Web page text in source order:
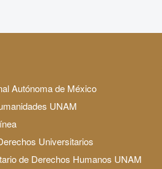
Autónoma de México
UNAM
Universitarios
de Derechos Humanos UNAM